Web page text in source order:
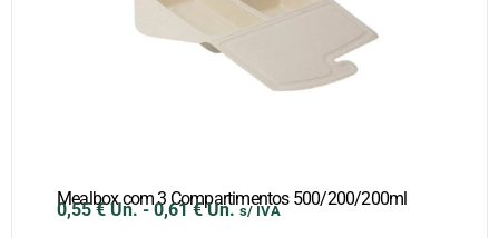
Mealbox com 3 Compartimentos 500/200/200ml
0,55€ Un.-0,61€ Un. s/ IVA